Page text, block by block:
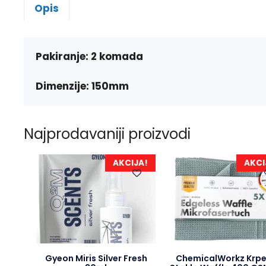
Opis
Pakiranje: 2 komada
Dimenzije: 150mm
Najprodavaniji proizvodi
AKCIJA!
Gyeon Miris Silver Fresh
ChemicalWorkz